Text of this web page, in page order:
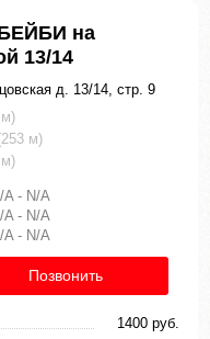
на
13/14
д. 13/14, стр. 9
м)
м)
м)
A - N/A
A - N/A
A - N/A
Позвонить
1400 руб.